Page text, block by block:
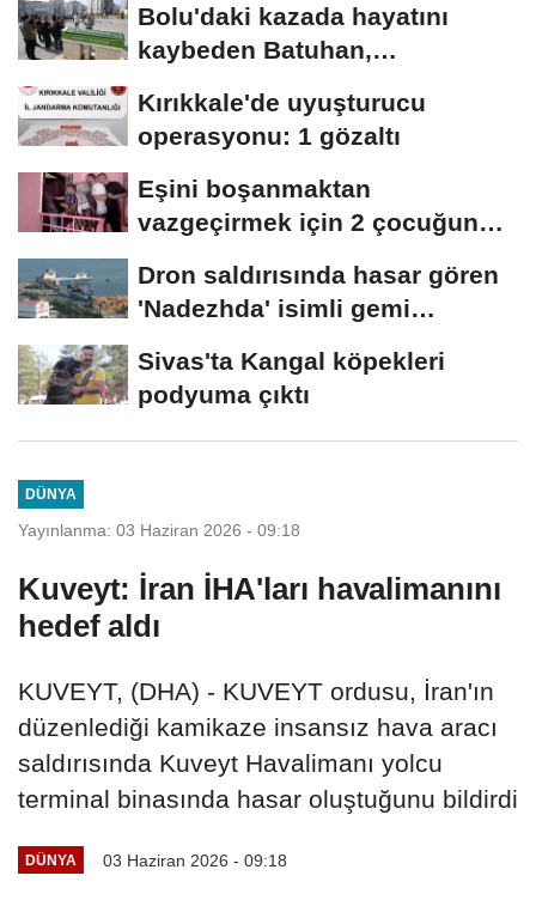
Bolu'daki kazada hayatını
kaybeden Batuhan,
Kırıkkale'de uyuşturucu
operasyonu: 1 gözaltı
Eşini boşanmaktan
vazgeçirmek için 2 çocuğunu
Dron saldırısında hasar gören
'Nadezhda' isimli gemi
Sivas'ta Kangal köpekleri
podyuma çıktı
DÜNYA
Yayınlanma: 03 Haziran 2026 - 09:18
Kuveyt: İran İHA'ları havalimanını
hedef aldı
KUVEYT, (DHA) - KUVEYT ordusu, İran'ın
düzenlediği kamikaze insansız hava aracı
saldırısında Kuveyt Havalimanı yolcu
terminal binasında hasar oluştuğunu bildirdi
DÜNYA 03 Haziran 2026 - 09:18